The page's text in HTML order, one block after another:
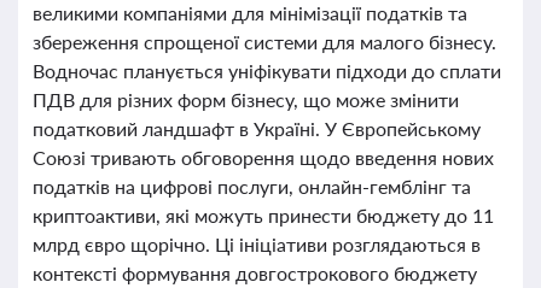
великими компаніями для мінімізації податків та
збереження спрощеної системи для малого бізнесу.
Водночас планується уніфікувати підходи до сплати
ПДВ для різних форм бізнесу, що може змінити
податковий ландшафт в Україні. У Європейському
Союзі тривають обговорення щодо введення нових
податків на цифрові послуги, онлайн-гемблінг та
криптоактиви, які можуть принести бюджету до 11
млрд євро щорічно. Ці ініціативи розглядаються в
контексті формування довгострокового бюджету